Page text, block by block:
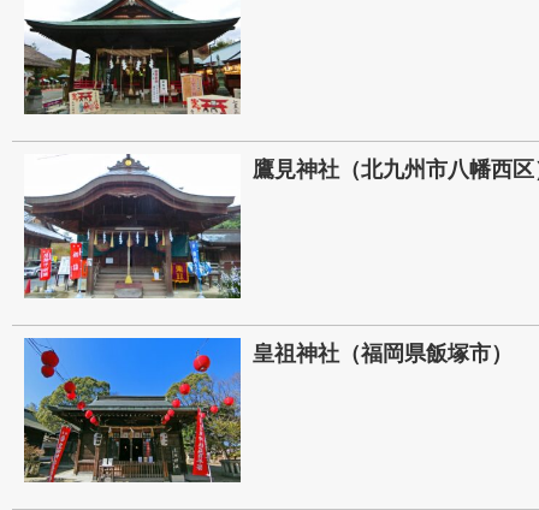
鷹見神社（北九州市八幡西区
皇祖神社（福岡県飯塚市）